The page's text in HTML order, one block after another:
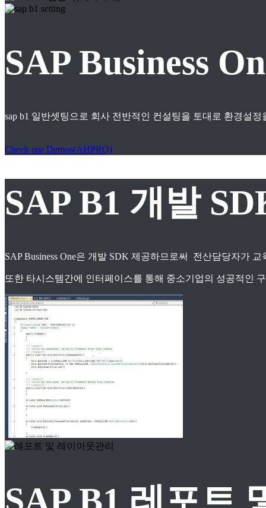
SAP Business
sap b1 일반셋팅으로 회사 전반적인 컨설팅을 토대로 환경설
Check our Demos(AHPRO)
SAP B1 개발
SAP Business One은 개발 SDK 제공하므로써 전산담당자가
또한 타시스템간에 인터페이스를 통해 중소기업의 성공적인